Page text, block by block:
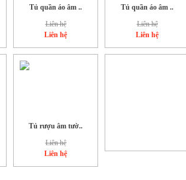
Tủ quần áo âm ..
Liên hệ
Liên hệ
Tủ rượu âm tườ..
Liên hệ
Liên hệ
Tủ quần áo âm ..
Liên hệ
Liên hệ